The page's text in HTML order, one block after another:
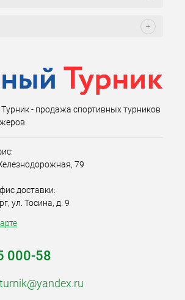
- продажа спортивных турников
79
доставки:
ул. Тосина, д. 9
000-58